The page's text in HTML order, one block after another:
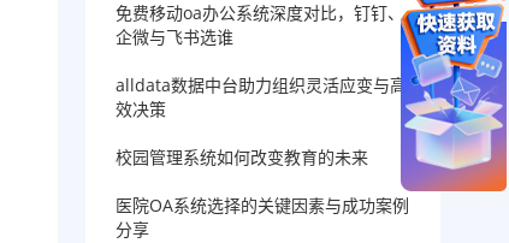
免费移动oa办公系统深度对比，钉钉、
企微与飞书选谁
alldata数据中台助力组织灵活应变与高
效决策
校园管理系统如何改变教育的未来
医院OA系统选择的关键因素与成功案例
分享